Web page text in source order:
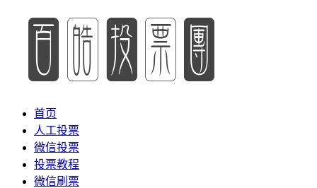
首页
人工投票
微信投票
投票教程
微信刷票